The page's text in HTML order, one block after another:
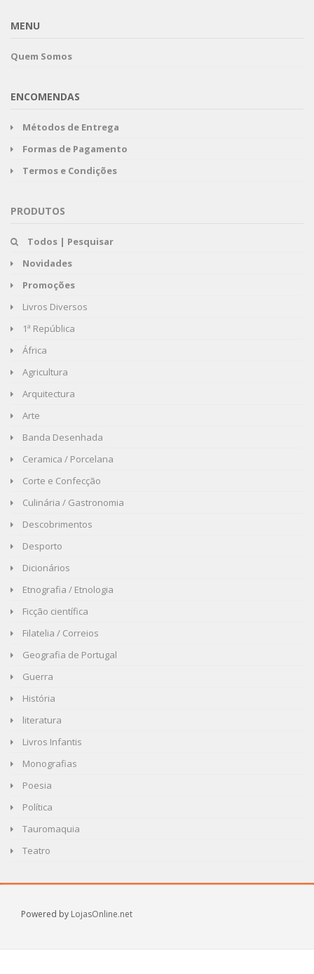
MENU
Quem Somos
ENCOMENDAS
Métodos de Entrega
Formas de Pagamento
Termos e Condições
PRODUTOS
Todos | Pesquisar
Novidades
Promoções
Livros Diversos
1ª República
África
Agricultura
Arquitectura
Arte
Banda Desenhada
Ceramica / Porcelana
Corte e Confecção
Culinária / Gastronomia
Descobrimentos
Desporto
Dicionários
Etnografia / Etnologia
Ficção científica
Filatelia / Correios
Geografia de Portugal
Guerra
História
literatura
Livros Infantis
Monografias
Poesia
Política
Tauromaquia
Teatro
Powered by LojasOnline.net